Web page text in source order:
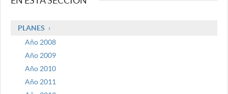
PLANES
Año 2008
Año 2009
Año 2010
Año 2011